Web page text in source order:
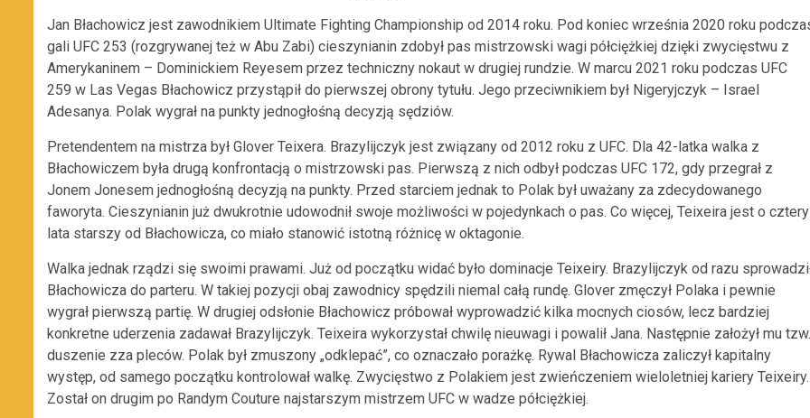
Jan Błachowicz jest zawodnikiem Ultimate Fighting Championship od 2014 roku. Pod koniec września 2020 roku
gali UFC 253 (rozgrywanej też w Abu Zabi) cieszynianin zdobył pas mistrzowski wagi półciężkiej dzięki zwycięstwu z
Amerykaninem – Dominickiem Reyesem przez techniczny nokaut w drugiej rundzie. W marcu 2021 roku podczas UFC
259 w Las Vegas Błachowicz przystąpił do pierwszej obrony tytułu. Jego przeciwnikiem był Nigeryjczyk – Israel
Adesanya. Polak wygrał na punkty jednogłośną decyzją sędziów.
Pretendentem na mistrza był Glover Teixera. Brazylijczyk jest związany od 2012 roku z UFC. Dla 42-latka walka z
Błachowiczem była drugą konfrontacją o mistrzowski pas. Pierwszą z nich odbył podczas UFC 172, gdy przegrał z
Jonem Jonesem jednogłośną decyzją na punkty. Przed starciem jednak to Polak był uważany za zdecydowanego
faworyta. Cieszynianin już dwukrotnie udowodnił swoje możliwości w pojedynkach o pas. Co więcej, Teixeira jest o cztery
lata starszy od Błachowicza, co miało stanowić istotną różnicę w oktagonie.
Walka jednak rządzi się swoimi prawami. Już od początku widać było dominacje Teixeiry. Brazylijczyk od razu
Błachowicza do parteru. W takiej pozycji obaj zawodnicy spędzili niemal całą rundę. Glover zmęczył Polaka i pewnie
wygrał pierwszą partię. W drugiej odsłonie Błachowicz próbował wyprowadzić kilka mocnych ciosów, lecz bardziej
konkretne uderzenia zadawał Brazylijczyk. Teixeira wykorzystał chwilę nieuwagi i powalił Jana. Następnie założył mu tzw.
duszenie zza pleców. Polak był zmuszony „odklepać”, co oznaczało porażkę. Rywal Błachowicza zaliczył kapitalny
występ, od samego początku kontrolował walkę. Zwycięstwo z Polakiem jest zwieńczeniem wieloletniej kariery Teixeiry.
Został on drugim po Randym Couture najstarszym mistrzem UFC w wadze półciężkiej.